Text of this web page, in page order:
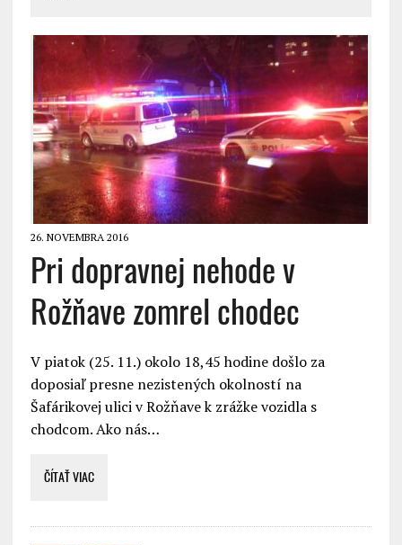
26. NOVEMBRA 2016
Pri dopravnej nehode v
Rožňave zomrel chodec
V piatok (25. 11.) okolo 18,45 hodine došlo za
doposiaľ presne nezistených okolností na
Šafárikovej ulici v Rožňave k zrážke vozidla s
chodcom. Ako nás…
ČÍTAŤ VIAC